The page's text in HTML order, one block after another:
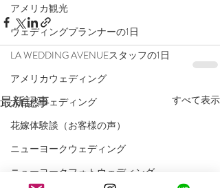
アメリカ観光
ウェディングプランナーの1日
LA WEDDING AVENUEスタッフの1日
アメリカウェディング
大自然ウェディング
花嫁体験談（お客様の声）
ニューヨークウェディング
ニューヨークフォトウェディング
最新記事 すべて表示